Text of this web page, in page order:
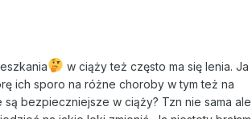
w ciąży też często ma się lenia. Ja
ich sporo na różne choroby w tym też na
są bezpieczniejsze w ciąży? Tzn nie sama